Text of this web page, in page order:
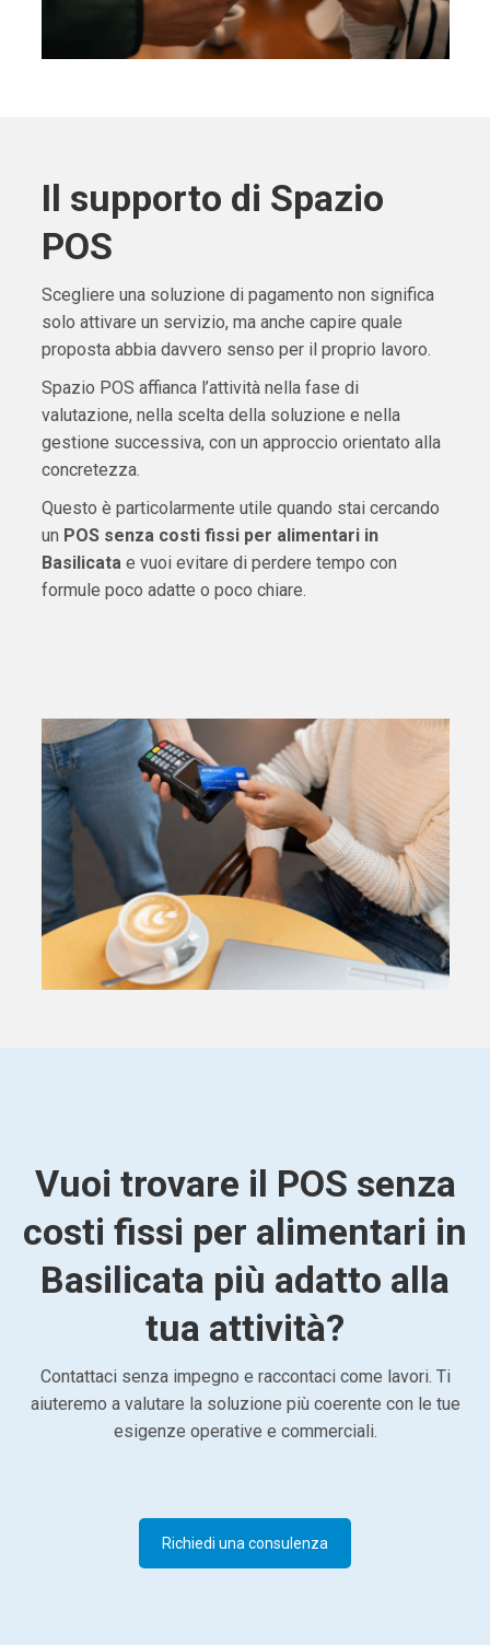
Il supporto di Spazio
POS
Scegliere una soluzione di pagamento non significa
solo attivare un servizio, ma anche capire quale
proposta abbia davvero senso per il proprio lavoro.
Spazio POS affianca l’attività nella fase di
valutazione, nella scelta della soluzione e nella
gestione successiva, con un approccio orientato alla
concretezza.
Questo è particolarmente utile quando stai cercando
un POS senza costi fissi per alimentari in
Basilicatae vuoi evitare di perdere tempo con
formule poco adatte o poco chiare.
Vuoi trovare il POS senza
costi fissi per alimentari in
Basilicata più adatto alla
tua attività?
Contattaci senza impegno e raccontaci come lavori. Ti
aiuteremo a valutare la soluzione più coerente con le tue
esigenze operative e commerciali.
Richiedi una consulenza